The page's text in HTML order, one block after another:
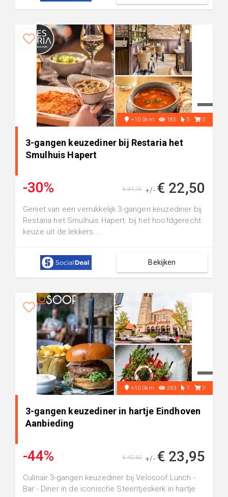
+10.0km 185 5 0
3-gangen keuzediner bij Restaria het
Smulhuis Hapert
-30% +/- € 22,50
€ 31,75
Geniet van een verrukkelijk 3-gangen keuzediner bij
Restaria het Smulhuis Hapert: bij het hoofdgerecht
keuze uit de lekkers...
Bekijken
+10.0km 263 7 0
3-gangen keuzediner in hartje Eindhoven
Aanbieding
-44% +/- € 23,95
€ 42,50
Culinair 3-gangen keuzediner bij Velosoof Lunch -
Bar - Diner in de iconische Steentjeskerk in hartje